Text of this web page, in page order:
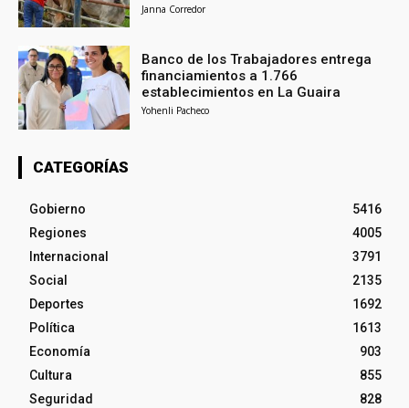
Janna Corredor
Banco de los Trabajadores entrega
financiamientos a 1.766
establecimientos en La Guaira
Yohenli Pacheco
CATEGORÍAS
Gobierno
5416
Regiones
4005
Internacional
3791
Social
2135
Deportes
1692
Política
1613
Economía
903
Cultura
855
Seguridad
828